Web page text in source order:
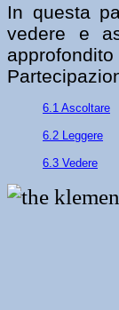
In questa
vedere e
6.1 Ascoltare
6.2 Leggere
6.3 Vedere